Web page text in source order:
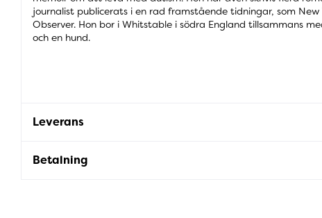
journalist publicerats i en rad framstående tidningar, som New
Observer. Hon bor i Whitstable i södra England tillsammans
och en hund.
Leverans
Betalning